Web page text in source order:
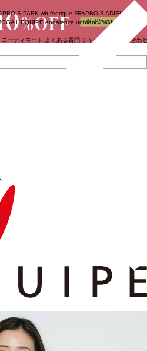
PARK wb feerique FRAPBOIS ADIEU
L'EQUIPE endalence unbilanc BIGI online store
コーディネート よくある質問 ジャーナル お問い合わ